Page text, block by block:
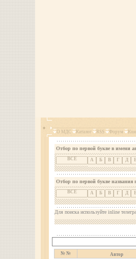
О МДС Каталог RSS Форум
Отбор по первой букве в имени
ВСЕ А Б В Г Д
Отбор по первой букве названия
ВСЕ А Б В Г Д
Для поиска используйте inline
№ № Автор